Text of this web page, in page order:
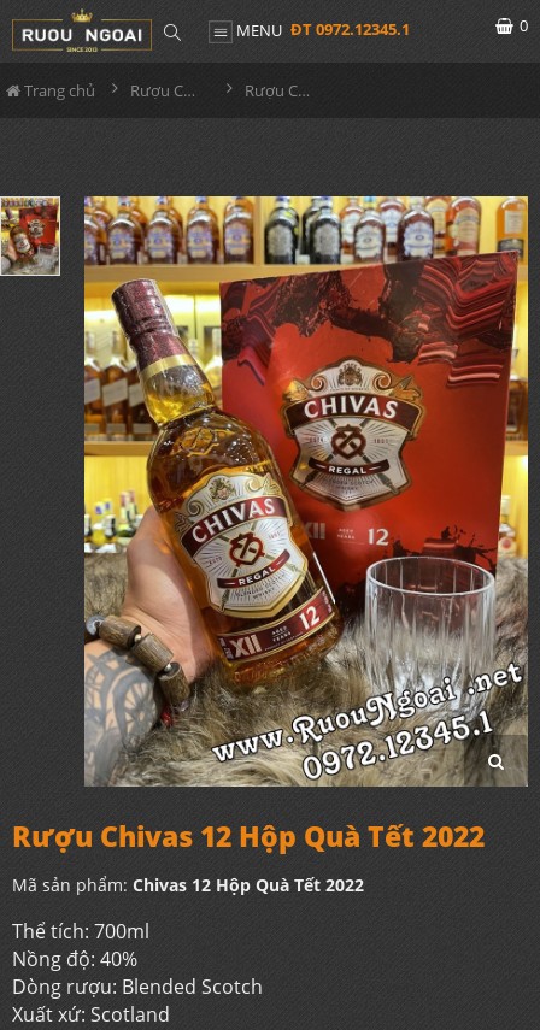
MENU ĐT 0972.12345.1 0
Trang chủ Rượu Chivas Rượu Chivas 12 Hộp Quà Tết 2022
Rượu Chivas 12 Hộp Quà Tết 2022
Mã sản phẩm: Chivas 12 Hộp Quà Tết 2022
Thể tích: 700ml
Nồng độ: 40%
Dòng rượu: Blended Scotch
Xuất xứ: Scotland